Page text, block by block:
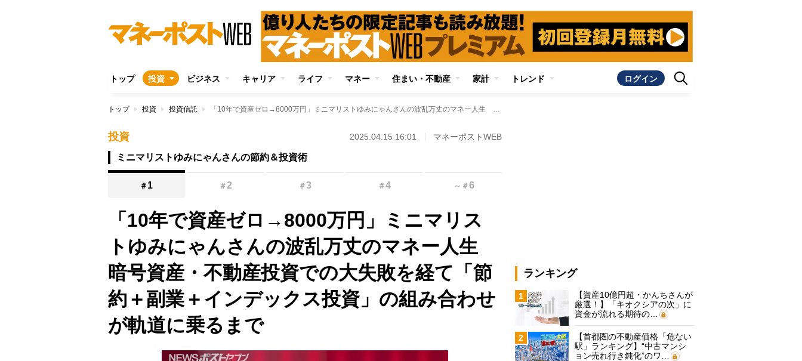
トップ 投資 ビジネス キャリア ライフ マネー 住まい・不動産 家計 トレンド ログイン
トップ 投資 投資信託 「10年で資産ゼロ→8000万円」ミニマリストゆみにゃんさんの波乱万丈のマネー人生 暗号資産・不動産投資での大失敗を経て「節約＋副業＋インデックス投資」の組み合わせが軌道に乗るまで
投資 2025.04.15 16:01 マネーポストWEB
ミニマリストゆみにゃんさんの節約＆投資術
＃ 1 ＃2 ＃3 ＃4 ～ ＃6
「10年で資産ゼロ→8000万円」ミニマリス
トゆみにゃんさんの波乱万丈のマネー人生
暗号資産・不動産投資での大失敗を経て「節
約＋副業＋インデックス投資」の組み合わせ
が軌道に乗るまで
ランキング
1
【資産10億円超・かんちさんが
厳選！】「キオクシアの次」に
資金が流れる期待の…
2
【首都圏の不動産価格「危ない
駅」ランキング】“中古マンシ
ョン売れ行き鈍化”のワ…